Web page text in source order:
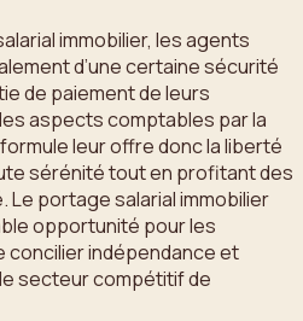
immobilier, les agents
d’une certaine sécurité
de paiement de leurs
aspects comptables par la
leur offre donc la liberté
sérénité tout en profitant des
portage salarial immobilier
opportunité pour les
indépendance et
secteur compétitif de